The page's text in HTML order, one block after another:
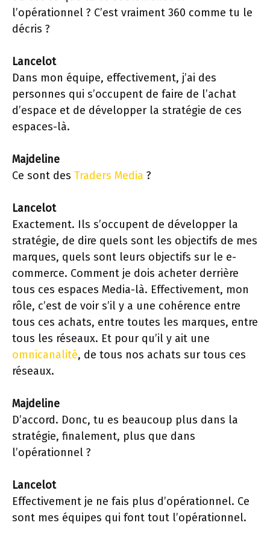
l’opérationnel ? C’est vraiment 360 comme tu le
décris ?
Lancelot
Dans mon équipe, effectivement, j’ai des
personnes qui s’occupent de faire de l’achat
d’espace et de développer la stratégie de ces
espaces-là.
Majdeline
Ce sont des Traders Media ?
Lancelot
Exactement. Ils s’occupent de développer la
stratégie, de dire quels sont les objectifs de mes
marques, quels sont leurs objectifs sur le e-
commerce. Comment je dois acheter derrière
tous ces espaces Media-là. Effectivement, mon
rôle, c’est de voir s’il y a une cohérence entre
tous ces achats, entre toutes les marques, entre
tous les réseaux. Et pour qu’il y ait une
omnicanalité, de tous nos achats sur tous ces
réseaux.
Majdeline
D’accord. Donc, tu es beaucoup plus dans la
stratégie, finalement, plus que dans
l’opérationnel ?
Lancelot
Effectivement je ne fais plus d’opérationnel. Ce
sont mes équipes qui font tout l’opérationnel.